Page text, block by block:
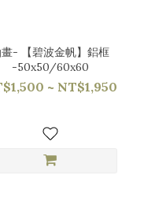
- 【碧波金帆】鋁框
-50x50/60x60
~ NT$1,950